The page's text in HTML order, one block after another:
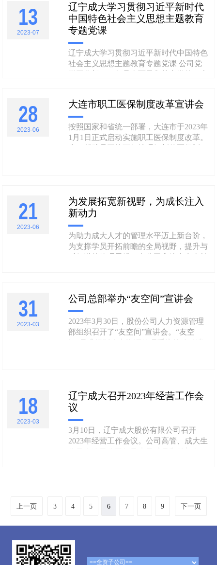
高质量发展提供了强有力的保证。9月8
日，职业健康安全管理体系认证监督审核
小组在公司28楼会议室召开......
13
2023-07
辽宁成大学习贯彻习近平新时代
中国特色社会主义思想主题教育
专题党课
辽宁成大学习贯彻习近平新时代中国特色
社会主义思想主题教育专题党课 公司党
宁成大高质量发展的关键之年。7月13日
下午，公司党委开展学习贯彻习近平新时
代中国特色社会主义思想主题教育专题党
课活动。通过现场和网络连线......
28
2023-06
大连市职工医保制度改革宣讲会
按照国家和省统一部署，大连市于2023年
1月1日正式启动实施职工医保制度改革。
开展政策宣讲，股份公司各部门的代表及
在连各子公司相关人员参......
21
2023-06
为发展拓宽新视野，为成长注入
新动力
为助力成大人才的管理水平迈上新台阶，
为支撑学员开拓前瞻的全局视野，提升与
加。所有学员心怀公司高管及各级领导的
嘱托；肩负组织和团队发展的使命；牢记
不断学习和成长的目标，一行人于6月......
31
2023-03
公司总部举办“友空间”宣讲会
2023年3月30日，股份公司人力资源管理
部组织召开了“友空间”宣讲会。“友空
工考勤管理、人力业务审批、业务待办提
醒、团队管理及在线通讯等功......
18
2023-03
辽宁成大召开2023年经营工作会
议
3月10日，辽宁成大股份有限公司召开
2023年经营工作会议。公司高管、成大生
2023年经营工作报告二、表......
上一页 3 4 5 6 7 8 9 下一页